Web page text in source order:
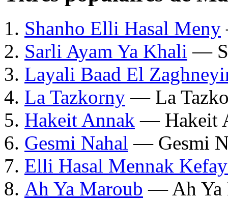
Shanho Elli Hasal Meny
Sarli Ayam Ya Khali —
Layali Baad El
La Tazkorny — La
Hakeit Annak — Hakeit
Gesmi Nahal — Gesmi
Elli Hasal Mennak
Ah Ya Maroub — Ah Ya